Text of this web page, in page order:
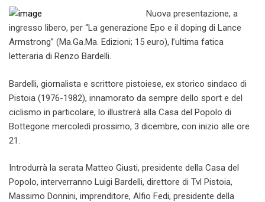
Nuova presentazione, a
ingresso libero, per “La generazione Epo e il doping di Lance
Armstrong” (Ma.Ga.Ma. Edizioni; 15 euro), l’ultima fatica
letteraria di Renzo Bardelli.
Bardelli, giornalista e scrittore pistoiese, ex storico sindaco di
Pistoia (1976-1982), innamorato da sempre dello sport e del
ciclismo in particolare, lo illustrerà alla Casa del Popolo di
Bottegone mercoledì prossimo, 3 dicembre, con inizio alle ore
21.
Introdurrà la serata Matteo Giusti, presidente della Casa del
Popolo, interverranno Luigi Bardelli, direttore di Tvl Pistoia,
Massimo Donnini, imprenditore, Alfio Fedi, presidente della